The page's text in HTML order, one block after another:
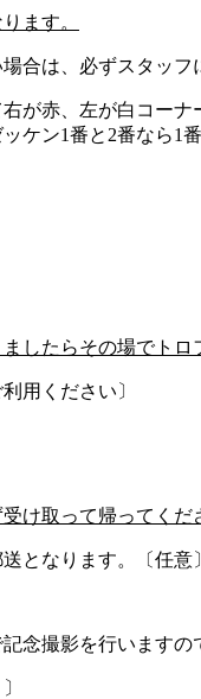
ます。
合は、必ずスタッ
が赤、左が白コーナ
ケン1番と2番なら1番
したらその場でトロ
用ください〕
け取って帰ってくだ
となります。〔任意
念撮影を行いますの